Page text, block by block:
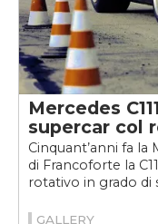
Mercedes
supercar col
Cinquant’anni fa
di Francoforte la
rotativo in grado di
GALLERY